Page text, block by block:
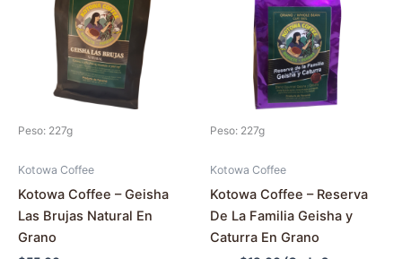
Peso: 227g
Kotowa Coffee
Kotowa Coffee – Geisha
Las Brujas Natural En
Grano
Peso: 227g
Kotowa Coffee
Kotowa Coffee – Reserva
De La Familia Geisha y
Caturra En Grano
múltiples
variantes.
Las
opciones
página
de